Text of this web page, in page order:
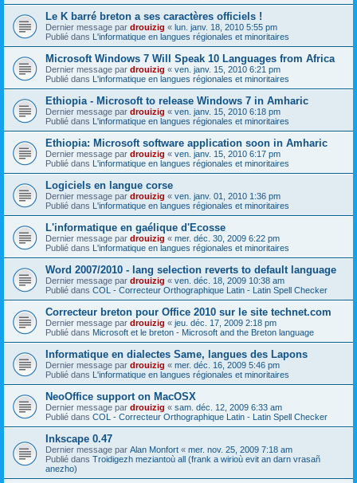
Le K barré breton a ses caractères officiels !
Dernier message par drouizig « lun. janv. 18, 2010 5:55 pm
Publié dans L'informatique en langues régionales et minoritaires
Microsoft Windows 7 Will Speak 10 Languages from Africa
Dernier message par drouizig « ven. janv. 15, 2010 6:21 pm
Publié dans L'informatique en langues régionales et minoritaires
Ethiopia - Microsoft to release Windows 7 in Amharic
Dernier message par drouizig « ven. janv. 15, 2010 6:18 pm
Publié dans L'informatique en langues régionales et minoritaires
Ethiopia: Microsoft software application soon in Amharic
Dernier message par drouizig « ven. janv. 15, 2010 6:17 pm
Publié dans L'informatique en langues régionales et minoritaires
Logiciels en langue corse
Dernier message par drouizig « ven. janv. 01, 2010 1:36 pm
Publié dans L'informatique en langues régionales et minoritaires
L'informatique en gaélique d'Ecosse
Dernier message par drouizig « mer. déc. 30, 2009 6:22 pm
Publié dans L'informatique en langues régionales et minoritaires
Word 2007/2010 - lang selection reverts to default language
Dernier message par drouizig « ven. déc. 18, 2009 10:38 am
Publié dans COL - Correcteur Orthographique Latin - Latin Spell Checker
Correcteur breton pour Office 2010 sur le site technet.com
Dernier message par drouizig « jeu. déc. 17, 2009 2:18 pm
Publié dans Microsoft et le breton - Microsoft and the Breton language
Informatique en dialectes Same, langues des Lapons
Dernier message par drouizig « mer. déc. 16, 2009 5:46 pm
Publié dans L'informatique en langues régionales et minoritaires
NeoOffice support on MacOSX
Dernier message par drouizig « sam. déc. 12, 2009 6:33 am
Publié dans COL - Correcteur Orthographique Latin - Latin Spell Checker
Inkscape 0.47
Dernier message par Alan Monfort « mer. nov. 25, 2009 7:18 am
Publié dans Troidigezh meziantoù all (frank a wirioù evit an darn vrasañ
anezho)